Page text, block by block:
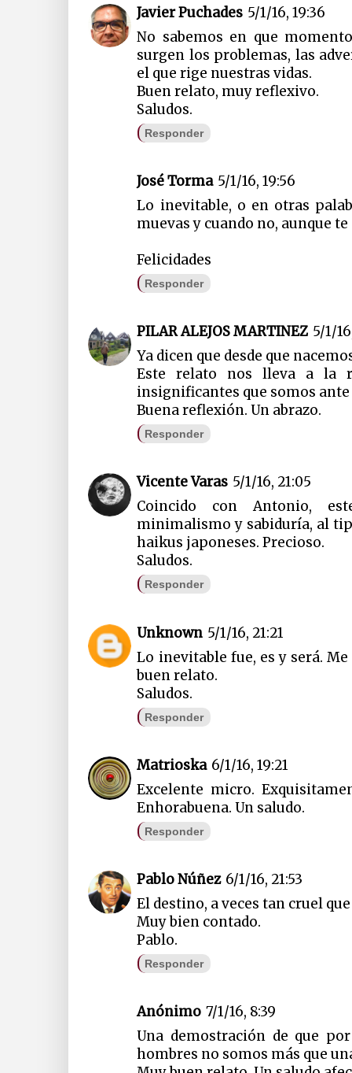
Javier Puchades 5/1/16, 19:36
No sabemos en que
surgen los problemas, las
el que rige nuestras vidas.
Buen relato, muy reflexivo.
Saludos.
Responder
José Torma 5/1/16, 19:56
Lo inevitable, o en otras
muevas y cuando no, aunque
Felicidades
Responder
PILAR ALEJOS MARTINEZ 5/1/
Ya dicen que desde que
Este relato nos lleva a la
insignificantes que somos
Buena reflexión. Un abrazo.
Responder
Vicente Varas 5/1/16, 21:05
Coincido con Antonio,
minimalismo y sabiduría, al
haikus japoneses. Precioso.
Saludos.
Responder
Unknown 5/1/16, 21:21
Lo inevitable fue, es y será.
buen relato.
Saludos.
Responder
Matrioska 6/1/16, 19:21
Excelente micro.
Enhorabuena. Un saludo.
Responder
Pablo Núñez 6/1/16, 21:53
El destino, a veces tan cruel
Muy bien contado.
Pablo.
Responder
Anónimo 7/1/16, 8:39
Una demostración de que
hombres no somos más que